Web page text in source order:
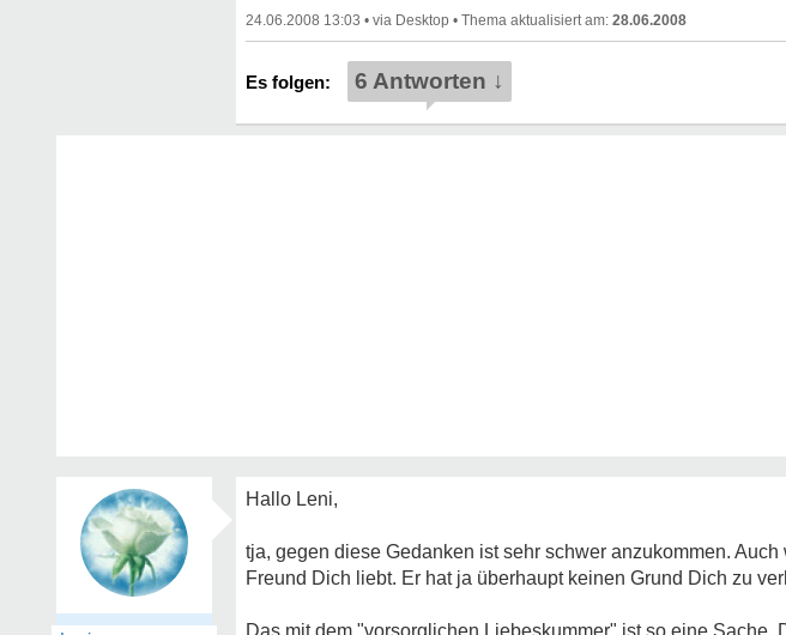
24.06.2008 13:03 • • 28.06.2008
6 Antworten ↓
Hallo Leni,
tja, gegen diese Gedanken ist sehr schwer anzukommen.
Freund Dich liebt. Er hat ja überhaupt keinen Grund Dich zu
Das mit dem "vorsorglichen Liebeskummer" ist so eine